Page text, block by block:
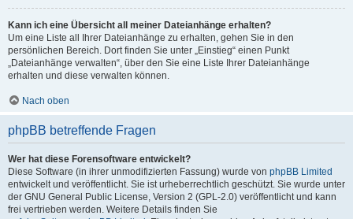
Kann ich eine Übersicht all meiner Dateianhänge erhalten?
Um eine Liste all Ihrer Dateianhänge zu erhalten, gehen Sie in den
persönlichen Bereich. Dort finden Sie unter „Einstieg“ einen Punkt
„Dateianhänge verwalten“, über den Sie eine Liste Ihrer Dateianhänge
erhalten und diese verwalten können.
Nach oben
phpBB betreffende Fragen
Wer hat diese Forensoftware entwickelt?
Diese Software (in ihrer unmodifizierten Fassung) wurde von phpBB Limited
entwickelt und veröffentlicht. Sie ist urheberrechtlich geschützt. Sie wurde unter
der GNU General Public License, Version 2 (GPL-2.0) veröffentlicht und kann
frei vertrieben werden. Weitere Details finden Sie